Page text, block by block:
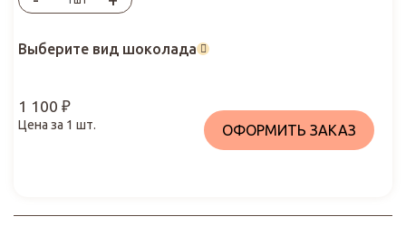
Выберите вид шоколада
1 100 ₽
Цена за 1 шт. ОФОРМИТЬ ЗАКАЗ